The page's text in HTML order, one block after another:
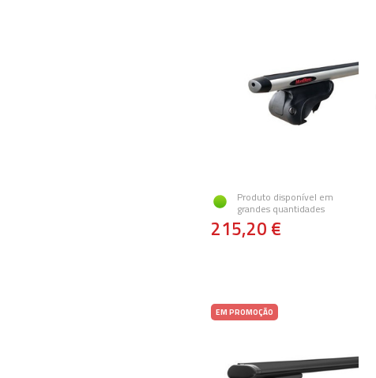
Produto disponível em
grandes quantidades
215,20 €
EM PROMOÇÃO